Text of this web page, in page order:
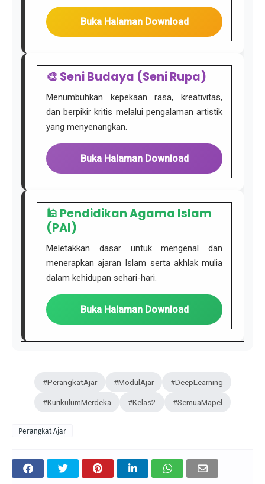
Buka Halaman Download
🎨 Seni Budaya (Seni Rupa)
Menumbuhkan kepekaan rasa, kreativitas,
dan berpikir kritis melalui pengalaman artistik
yang menyenangkan.
Buka Halaman Download
🕌 Pendidikan Agama Islam
(PAI)
Meletakkan dasar untuk mengenal dan
menerapkan ajaran Islam serta akhlak mulia
dalam kehidupan sehari-hari.
Buka Halaman Download
#PerangkatAjar #ModulAjar #DeepLearning
#KurikulumMerdeka #Kelas2 #SemuaMapel
Perangkat Ajar